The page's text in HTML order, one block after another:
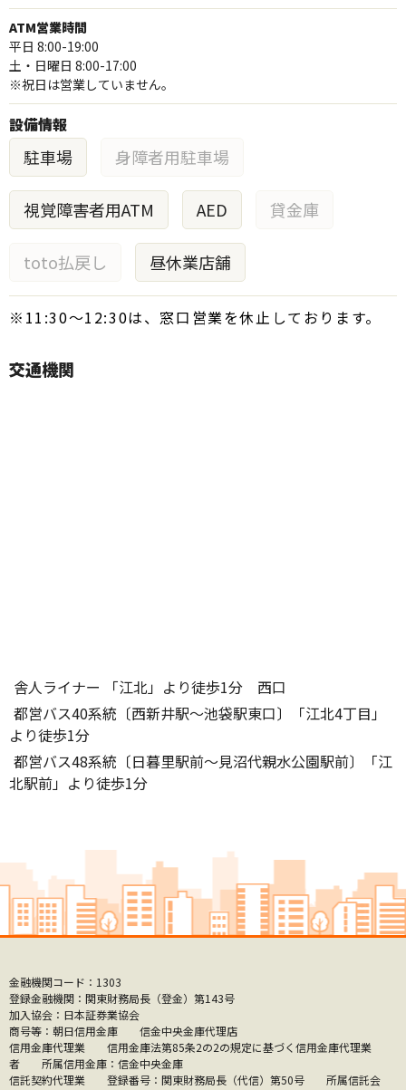
ATM営業時間
平日 8:00-19:00
土・日曜日 8:00-17:00
※祝日は営業していません。
設備情報
駐車場 身障者用駐車場
視覚障害者用ATM AED 貸金庫
toto払戻し 昼休業店舗
※11:30～12:30は、窓口営業を休止しております。
交通機関
舎人ライナー 「江北」より徒歩1分 西口
都営バス40系統〔西新井駅～池袋駅東口〕「江北4丁目」
より徒歩1分
都営バス48系統〔日暮里駅前～見沼代親水公園駅前〕「江
北駅前」より徒歩1分
金融機関コード：1303
登録金融機関：関東財務局長（登金）第143号
加入協会：日本証券業協会
商号等：朝日信用金庫 信金中央金庫代理店
信用金庫代理業 信用金庫法第85条2の2の規定に基づく信用金庫代理業
者 所属信用金庫：信金中央金庫
信託契約代理業 登録番号：関東財務局長（代信）第50号 所属信託会